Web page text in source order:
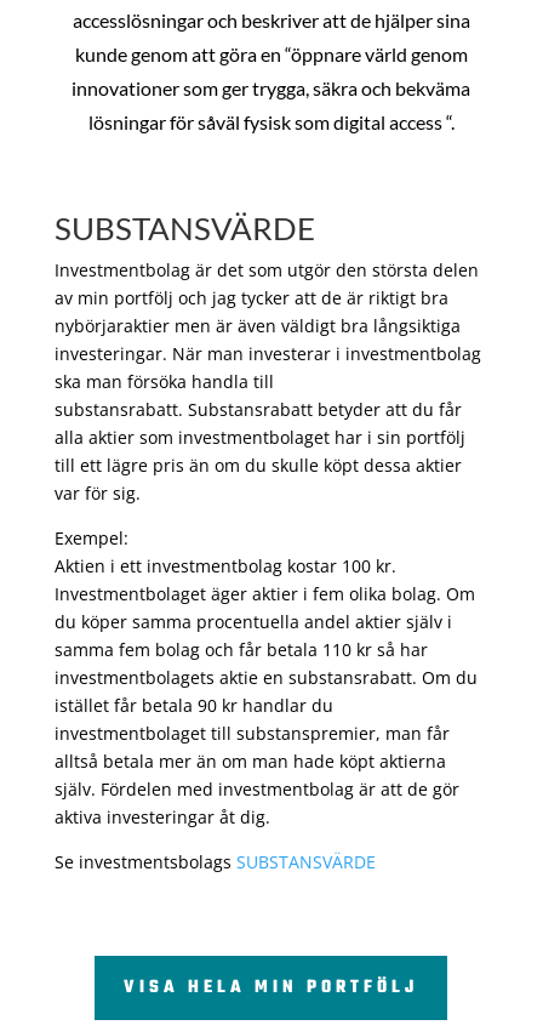
accesslösningar och beskriver att de hjälper sina
kunde genom att göra en “öppnare värld genom
innovationer som ger trygga, säkra och bekväma
lösningar för såväl fysisk som digital access “.
SUBSTANSVÄRDE
Investmentbolag är det som utgör den största delen
av min portfölj och jag tycker att de är riktigt bra
nybörjaraktier men är även väldigt bra långsiktiga
investeringar. När man investerar i investmentbolag
ska man försöka handla till
substansrabatt. Substansrabatt betyder att du får
alla aktier som investmentbolaget har i sin portfölj
till ett lägre pris än om du skulle köpt dessa aktier
var för sig.
Exempel:
Aktien i ett investmentbolag kostar 100 kr.
Investmentbolaget äger aktier i fem olika bolag. Om
du köper samma procentuella andel aktier själv i
samma fem bolag och får betala 110 kr så har
investmentbolagets aktie en substansrabatt. Om du
istället får betala 90 kr handlar du
investmentbolaget till substanspremier, man får
alltså betala mer än om man hade köpt aktierna
själv. Fördelen med investmentbolag är att de gör
aktiva investeringar åt dig.
Se investmentsbolags SUBSTANSVÄRDE
VISA HELA MIN PORTFÖLJ